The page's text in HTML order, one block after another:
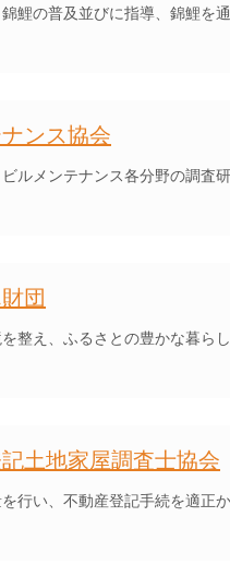
鯉の普及並びに指導、錦鯉を
ンス協会
ルメンテナンス各分野の調査
団
整え、ふるさとの豊かな暮ら
土地家屋調査士協会
行い、不動産登記手続を適正